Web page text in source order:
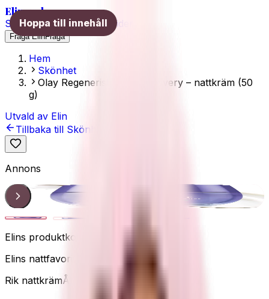
Hoppa till innehåll
Elins val
SkönhetHälsa TräningGuider
Fråga ElinFråga
Hem
Skönhet
Olay Regenerist Night Recovery – nattkräm (50
g)
Utvald av Elin
Tillbaka till Skönhet
Annons
Nattkräm
1/ 4
Elins produktkoll
Elins nattfavorit
Rik nattkrämÅterfuktande Smidigare känsla